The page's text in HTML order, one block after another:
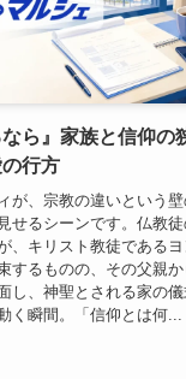
なら』家族と信仰の
行方
が、宗教の違いという
せるシーンです。仏教
、キリスト教徒であるヨ
するものの、その父親か
し、神聖とされる家の
く瞬間。「信仰とは何...